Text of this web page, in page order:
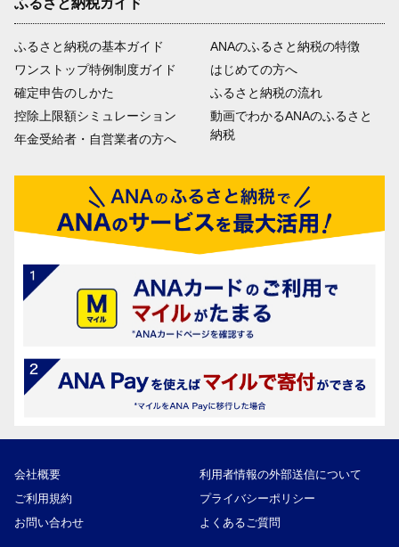
ふるさと納税ガイド
ふるさと納税の基本ガイド
ワンストップ特例制度ガイド
確定申告のしかた
控除上限額シミュレーション
年金受給者・自営業者の方へ
ANAのふるさと納税の特徴
はじめての方へ
ふるさと納税の流れ
動画でわかるANAのふるさと
納税
会社概要
利用者情報の外部送信について
ご利用規約
プライバシーポリシー
お問い合わせ
よくあるご質問